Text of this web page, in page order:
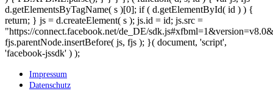
d.getElementsByTagName( s )[0]; if ( d.getElementById( id ) ) {
return; } js = d.createElement( s ); js.id = id; js.src =
"https://connect.facebook.net/de_DE/
fjs.parentNode.insertBefore( js, fjs ); }( document, 'script',
'facebook-jssdk' ) );
Impressum
Datenschutz